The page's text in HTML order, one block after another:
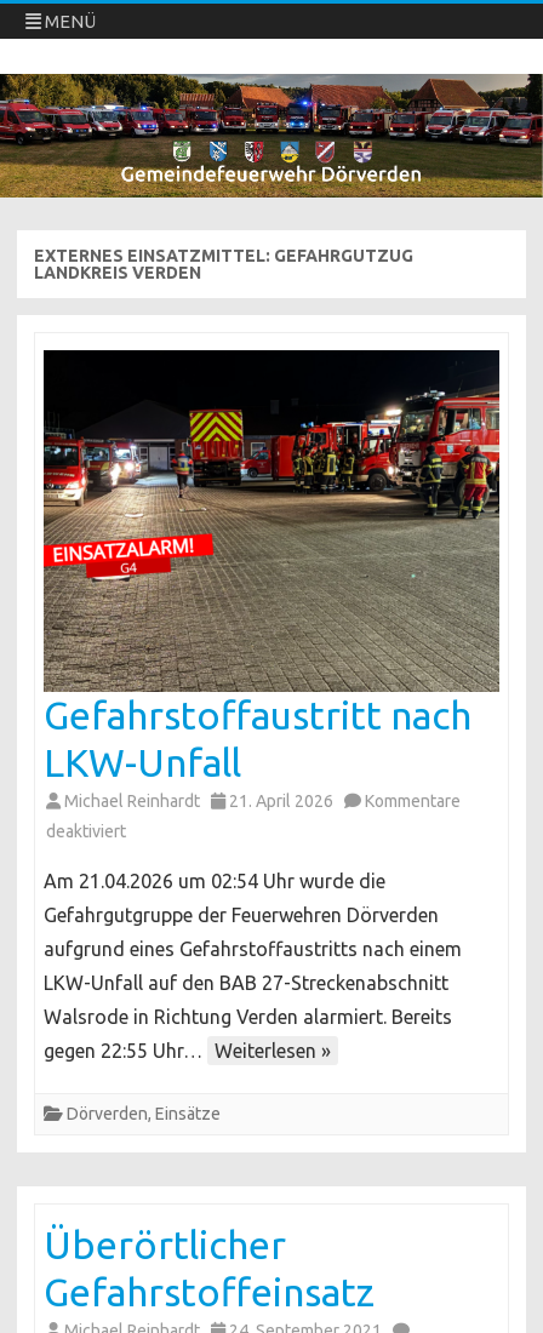
MENÜ
Freiwillige Feuerwehren Dörverden
Direkt
zum
Inhalt
springen
EXTERNES EINSATZMITTEL: GEFAHRGUTZUG
LANDKREIS VERDEN
Gefahrstoffaustritt nach
LKW-Unfall
Michael Reinhardt 21. April 2026
Kommentare
deaktiviertfür
nach
LKW-
Unfall
Am 21.04.2026 um 02:54 Uhr wurde die
Gefahrgutgruppe der Feuerwehren Dörverden
aufgrund eines Gefahrstoffaustritts nach einem
LKW-Unfall auf den BAB 27-Streckenabschnitt
Walsrode in Richtung Verden alarmiert. Bereits
gegen 22:55 Uhr…
Weiterlesen »
Dörverden, Einsätze
Überörtlicher
Gefahrstoffeinsatz